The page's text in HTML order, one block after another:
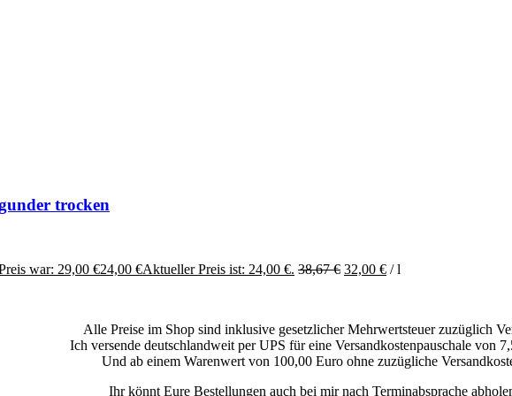
trocken
war: 29,00 €24,00 €Aktueller Preis ist: 24,00 €. 38,67€ 32,00 € /l
Alle Preise im Shop sind inklusive gesetzlicher Mehrwertsteuer zuzüglich
Ich versende deutschlandweit per UPS für eine Versandkostenpauschale von
Und ab einem Warenwert von 100,00 Euro ohne zuzügliche
Ihr könnt Eure Bestellungen auch bei mir nach Terminabsprache